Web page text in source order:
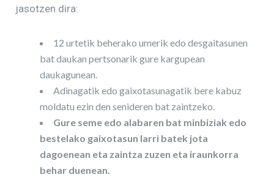
jasotzen dira:
12 urtetik beherako umerik edo desgaitasunen
bat daukan pertsonarik gure kargupean
daukagunean.
Adinagatik edo gaixotasunagatik bere kabuz
moldatu ezin den senideren bat zaintzeko.
Gure seme edo alabaren bat minbiziak edo
bestelako gaixotasun larri batek jota
dagoenean eta zaintza zuzen eta iraunkorra
behar duenean.